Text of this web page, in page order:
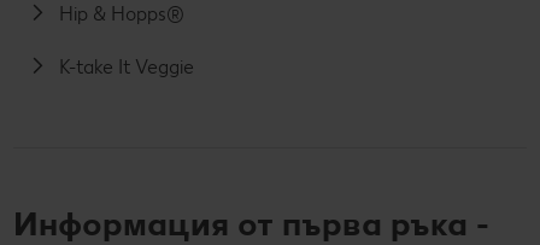
Hip & Hopps®
K-take It Veggie
Информация от първа ръка -